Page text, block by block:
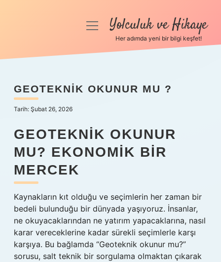
Anasayfa
Yasal Uyarı
menüyüYolculuk ve Hikaye
Her adımda yeni bir bilgi keşfet!
GEOTEKNIK OKUNUR MU ?
Tarih: Şubat 26, 2026
GEOTEKNIK OKUNUR
MU? EKONOMIK BIR
MERCEK
Kaynakların kıt olduğu ve seçimlerin her zaman bir
bedeli bulunduğu bir dünyada yaşıyoruz. İnsanlar,
ne okuyacaklarından ne yatırım yapacaklarına, nasıl
karar vereceklerine kadar sürekli seçimlerle karşı
karşıya. Bu bağlamda “Geoteknik okunur mu?”
sorusu, salt teknik bir sorgulama olmaktan çıkarak